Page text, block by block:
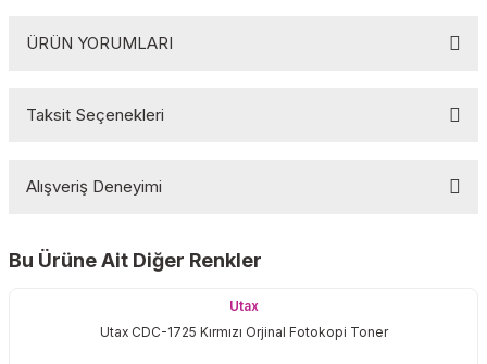
ÜRÜN YORUMLARI
Taksit Seçenekleri
Alışveriş Deneyimi
Sitemize ilk yorumu siz yapın!
Deneyimini Paylaş
Bu Ürüne Ait Diğer Renkler
Utax
Utax CDC-1725 Kırmızı Orjinal Fotokopi Toner